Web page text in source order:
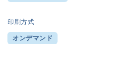
印刷方式
オンデマンド